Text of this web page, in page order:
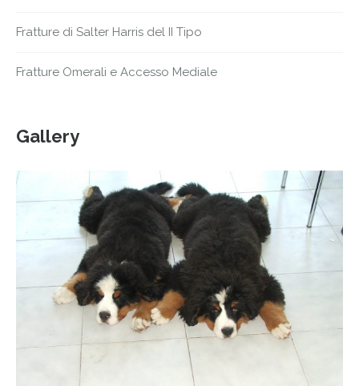
Fratture di Salter Harris del II Tipo
Fratture Omerali e Accesso Mediale
Gallery